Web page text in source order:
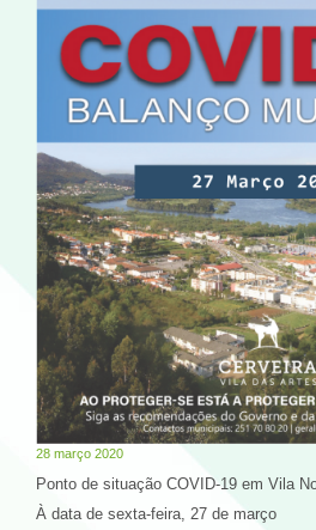
28 março 2020
Ponto de situação COVID-19 em Vila
À data de sexta-feira, 27 de março